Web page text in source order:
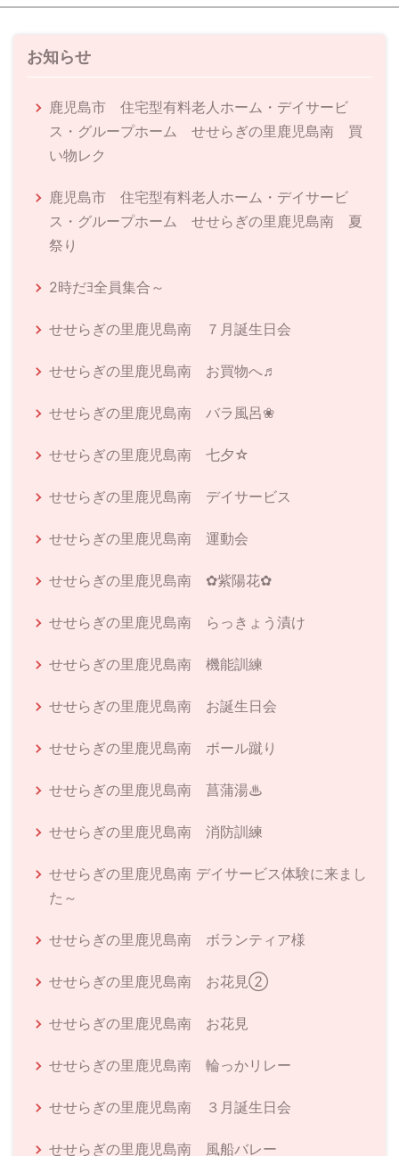
お知らせ
鹿児島市 住宅型有料老人ホーム・デイサービ
ス・グループホーム せせらぎの里鹿児島南 買
い物レク
鹿児島市 住宅型有料老人ホーム・デイサービ
ス・グループホーム せせらぎの里鹿児島南 夏
祭り
2時だﾖ全員集合～
せせらぎの里鹿児島南 ７月誕生日会
せせらぎの里鹿児島南 お買物へ♬
せせらぎの里鹿児島南 バラ風呂❀
せせらぎの里鹿児島南 七夕☆
せせらぎの里鹿児島南 デイサービス
せせらぎの里鹿児島南 運動会
せせらぎの里鹿児島南 ✿紫陽花✿
せせらぎの里鹿児島南 らっきょう漬け
せせらぎの里鹿児島南 機能訓練
せせらぎの里鹿児島南 お誕生日会
せせらぎの里鹿児島南 ボール蹴り
せせらぎの里鹿児島南 菖蒲湯♨
せせらぎの里鹿児島南 消防訓練
せせらぎの里鹿児島南 デイサービス体験に来まし
た～
せせらぎの里鹿児島南 ボランティア様
せせらぎの里鹿児島南 お花見②
せせらぎの里鹿児島南 お花見
せせらぎの里鹿児島南 輪っかリレー
せせらぎの里鹿児島南 ３月誕生日会
せせらぎの里鹿児島南 風船バレー